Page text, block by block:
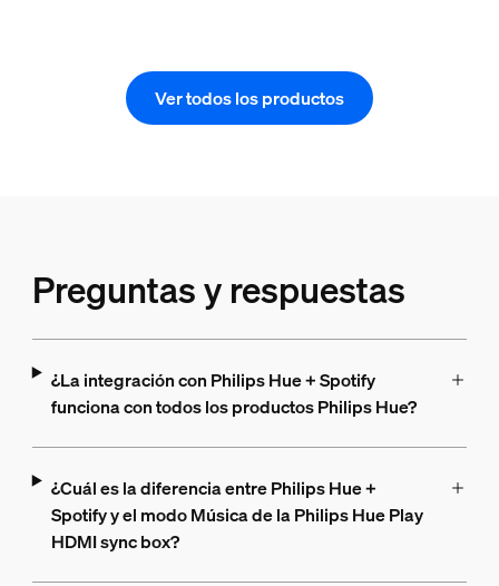
Ver todos los productos
Preguntas y respuestas
¿La integración con Philips Hue + Spotify
funciona con todos los productos Philips Hue?
¿Cuál es la diferencia entre Philips Hue +
Spotify y el modo Música de la Philips Hue Play
HDMI sync box?